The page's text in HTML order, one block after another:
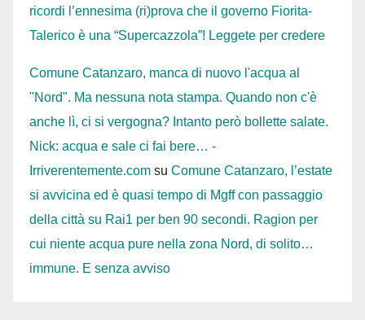
ricordi l’ennesima (ri)prova che il governo Fiorita-
Talerico è una “Supercazzola”! Leggete per credere
Comune Catanzaro, manca di nuovo l'acqua al
"Nord". Ma nessuna nota stampa. Quando non c'è
anche lì, ci si vergogna? Intanto però bollette salate.
Nick: acqua e sale ci fai bere… -
Irriverentemente.com su Comune Catanzaro, l’estate
si avvicina ed è quasi tempo di Mgff con passaggio
della città su Rai1 per ben 90 secondi. Ragion per
cui niente acqua pure nella zona Nord, di solito…
immune. E senza avviso